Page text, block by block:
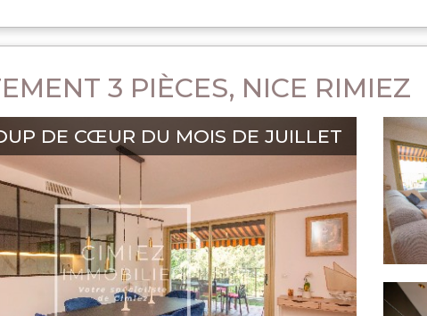
3 PIÈCES, NICE RIMIEZ
DE CŒUR DU MOIS DE JUILLET